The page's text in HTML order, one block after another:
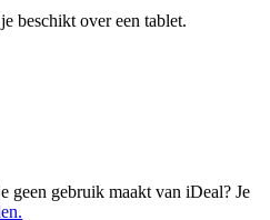
beschikt over een tablet.
geen gebruik maakt van iDeal? Je